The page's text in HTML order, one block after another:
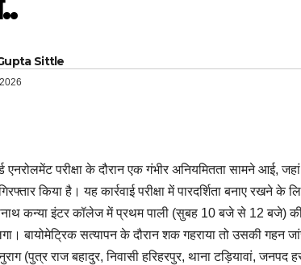
Sittle
एनरोलमेंट परीक्षा के दौरान एक गंभीर अनियमितता सामने आई,
किया है। यह कार्रवाई परीक्षा में पारदर्शिता बनाए रखने के
कन्या इंटर कॉलेज में प्रथम पाली (सुबह 10 बजे से 12 बजे) की
बायोमेट्रिक सत्यापन के दौरान शक गहराया तो उसकी गहन
(पुत्र राज बहादुर, निवासी हरिहरपुर, थाना टड़ियावां,